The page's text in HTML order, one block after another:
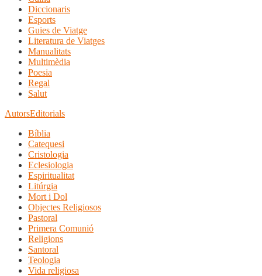
Diccionaris
Esports
Guies de Viatge
Literatura de Viatges
Manualitats
Multimèdia
Poesia
Regal
Salut
AutorsEditorials
Bíblia
Catequesi
Cristologia
Eclesiologia
Espiritualitat
Litúrgia
Mort i Dol
Objectes Religiosos
Pastoral
Primera Comunió
Religions
Santoral
Teologia
Vida religiosa